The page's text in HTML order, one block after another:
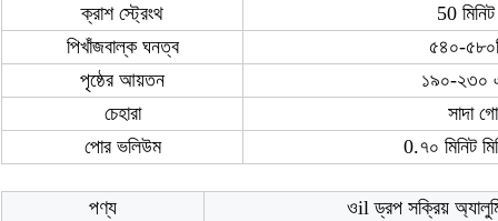
ক্রাশ স্ট্রেংথ
50
পিখাঁজবাল্ক ঘনত্ব ৫৪০-৫৮০
পৃষ্ঠের আয়তন
১৯০-২৩০
চেহারা
সাদা
পোর ভলিউম
0.৭০ মিনিট
পণ্য ওil ড্রপ সক্রিয়